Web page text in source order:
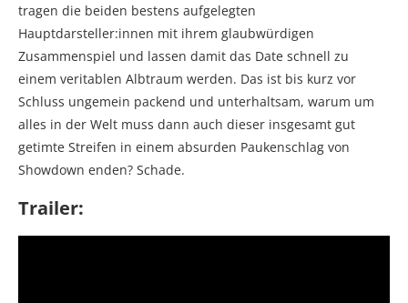
tragen die beiden bestens aufgelegten
Hauptdarsteller:innen mit ihrem glaubwürdigen
Zusammenspiel und lassen damit das Date schnell zu
einem veritablen Albtraum werden. Das ist bis kurz vor
Schluss ungemein packend und unterhaltsam, warum um
alles in der Welt muss dann auch dieser insgesamt gut
getimte Streifen in einem absurden Paukenschlag von
Showdown enden? Schade.
Trailer: